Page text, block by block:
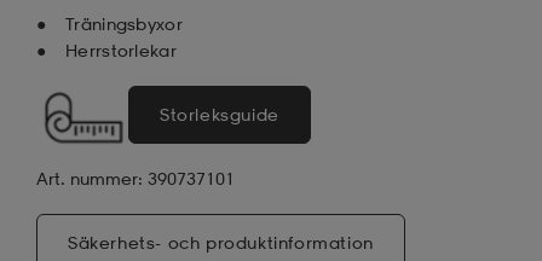
Träningsbyxor
Herrstorlekar
Storleksguide
Art. nummer: 390737101
Säkerhets- och produktinformation